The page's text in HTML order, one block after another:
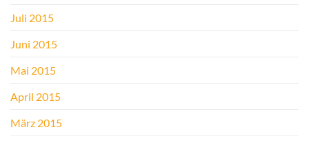
Juli 2015
Juni 2015
Mai 2015
April 2015
März 2015